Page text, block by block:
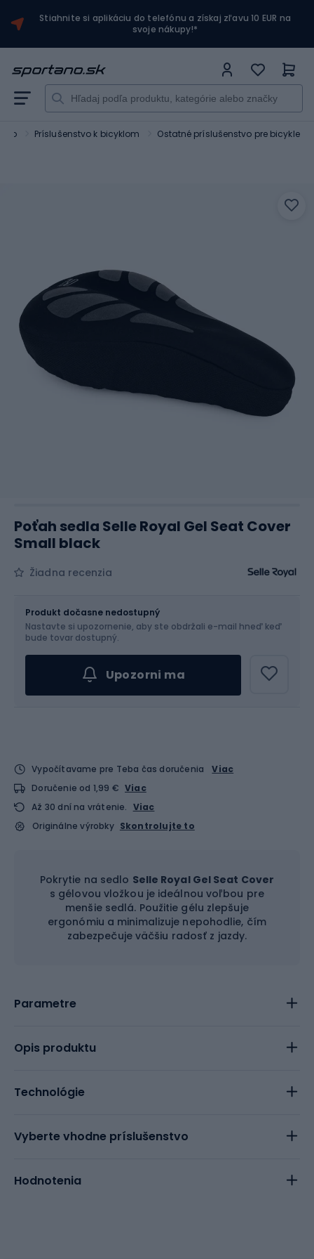
Stiahnite si aplikáciu do telefónu a získaj zľavu 10 EUR na
svoje nákupy!*
Príslušenstvo k bicyklom Ostatné príslušenstvo pre bicykle
Poťah sedla Selle Royal Gel Seat Cover
Small black
Žiadna recenzia
Produkt dočasne nedostupný
Nastavte si upozornenie, aby ste obdržali e-mail hneď keď
bude tovar dostupný.
Upozorni ma
Vypočítavame pre Teba čas doručenia
Viac
Doručenie od 1,99 € Viac
Až 30 dní na vrátenie. Viac
Originálne výrobky Skontrolujte to
Pokrytie na sedlo Selle Royal Gel Seat Cover
s gélovou vložkou je ideálnou voľbou pre
menšie sedlá. Použitie gélu zlepšuje
ergonómiu a minimalizuje nepohodlie, čím
zabezpečuje väčšiu radosť z jazdy.
Parametre
Opis produktu
Technológie
Vyberte vhodne príslušenstvo
Hodnotenia